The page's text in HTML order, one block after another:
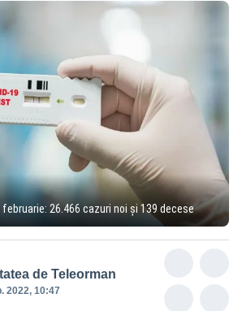
26.466 cazuri noi și 139 decese
de Teleorman
2022, 10:47